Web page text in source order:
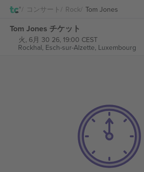
コンサート Rock Tom Jones
Tom Jones チケット
火, 6月 30 26, 19:00 CEST
Rockhal, Esch-sur-Alzette, Luxembourg